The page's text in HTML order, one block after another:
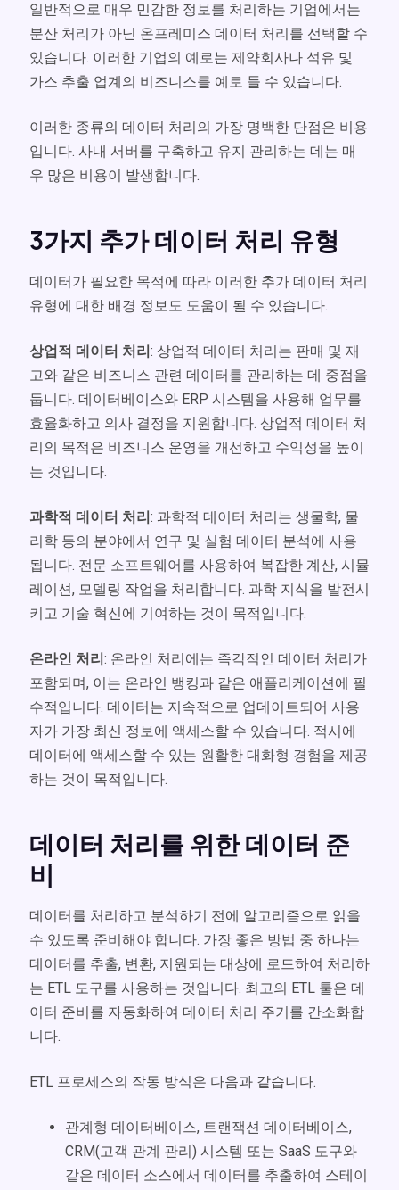
일반적으로 매우 민감한 정보를 처리하는 기업에서는
분산 처리가 아닌 온프레미스 데이터 처리를 선택할 수
있습니다. 이러한 기업의 예로는 제약회사나 석유 및
가스 추출 업계의 비즈니스를 예로 들 수 있습니다.
이러한 종류의 데이터 처리의 가장 명백한 단점은 비용
입니다. 사내 서버를 구축하고 유지 관리하는 데는 매
우 많은 비용이 발생합니다.
3가지 추가 데이터 처리 유형
데이터가 필요한 목적에 따라 이러한 추가 데이터 처리
유형에 대한 배경 정보도 도움이 될 수 있습니다.
상업적 데이터 처리: 상업적 데이터 처리는 판매 및 재
고와 같은 비즈니스 관련 데이터를 관리하는 데 중점을
둡니다. 데이터베이스와 ERP 시스템을 사용해 업무를
효율화하고 의사 결정을 지원합니다. 상업적 데이터 처
리의 목적은 비즈니스 운영을 개선하고 수익성을 높이
는 것입니다.
과학적 데이터 처리: 과학적 데이터 처리는 생물학, 물
리학 등의 분야에서 연구 및 실험 데이터 분석에 사용
됩니다. 전문 소프트웨어를 사용하여 복잡한 계산, 시뮬
레이션, 모델링 작업을 처리합니다. 과학 지식을 발전시
키고 기술 혁신에 기여하는 것이 목적입니다.
온라인 처리: 온라인 처리에는 즉각적인 데이터 처리가
포함되며, 이는 온라인 뱅킹과 같은 애플리케이션에 필
수적입니다. 데이터는 지속적으로 업데이트되어 사용
자가 가장 최신 정보에 액세스할 수 있습니다. 적시에
데이터에 액세스할 수 있는 원활한 대화형 경험을 제공
하는 것이 목적입니다.
데이터 처리를 위한 데이터 준
비
데이터를 처리하고 분석하기 전에 알고리즘으로 읽을
수 있도록 준비해야 합니다. 가장 좋은 방법 중 하나는
데이터를 추출, 변환, 지원되는 대상에 로드하여 처리하
는 ETL 도구를 사용하는 것입니다. 최고의 ETL 툴은 데
이터 준비를 자동화하여 데이터 처리 주기를 간소화합
니다.
ETL 프로세스의 작동 방식은 다음과 같습니다.
관계형 데이터베이스, 트랜잭션 데이터베이스,
CRM(고객 관계 관리) 시스템 또는 SaaS 도구와
같은 데이터 소스에서 데이터를 추출하여 스테이